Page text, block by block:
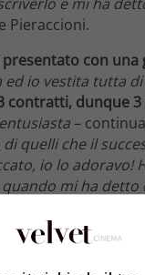
Pieraccioni.
presentato con una
ed io vestita tutta
contratti, dunque
–
di quelli che il
io lo adoravo!
mi ha detto
Vittorio gli
cancellato i
dolore, in
tutte insieme, “